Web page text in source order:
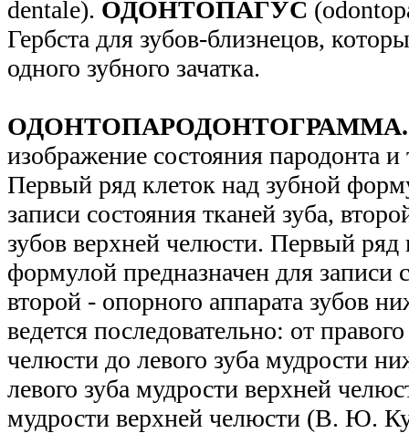
dentale). ОДОНТОПАГУС
Гербста для зубов-близнецов,
одного зубного зачатка.
ОДОНТОПАРОДОНТОГРАММА.
изображение состояния пародонта
Первый ряд клеток над зубной
записи состояния тканей зуба,
зубов верхней челюсти. Первый ряд
формулой предназначен для записи
второй - опорного аппарата зубов
ведется последовательно: от
челюсти до левого зуба мудрости
левого зуба мудрости верхней
мудрости верхней челюсти (В. Ю.